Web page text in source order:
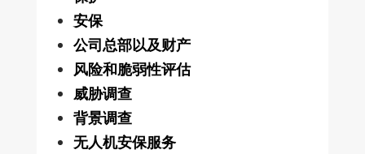
安保
公司总部以及财产
风险和脆弱性评估
威胁调查
背景调查
无人机安保服务